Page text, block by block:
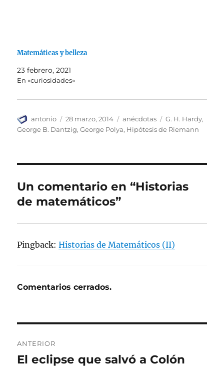
Matemáticas y belleza
23 febrero, 2021
En «curiosidades»
Autor
antonio
Publicado
el
28 marzo, 2014 Categorías
anécdotas Etiquetas
G. H. Hardy,
George B. Dantzig,George Polya, Hipótesis de Riemann
Un comentario en “Historias
de matemáticos”
Pingback:Historias de Matemáticos (II)
Comentarios cerrados.
de
ANTERIOR
Entrada
El eclipse que salvó a Colón